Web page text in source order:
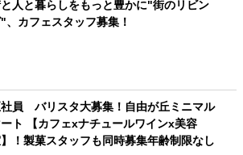
人と暮らしをもっと豊かに"街のリビン
、カフェスタッフ募集！
員 バリスタ大募集！自由が丘ミニマル
ト 【カフェxナチュールワインx美容
！製菓スタッフも同時募集年齢制限なし